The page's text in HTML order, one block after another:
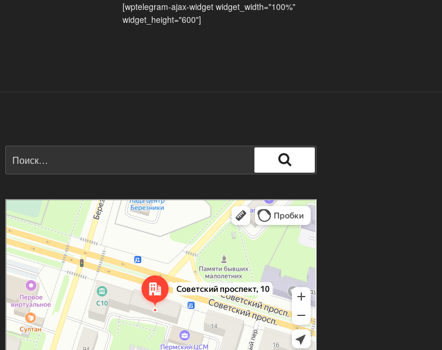
[wptelegram-ajax-widget widget_width="100%"
widget_height="600"]
Поиск
Березниковская улица, 94А — Яндекс Карты